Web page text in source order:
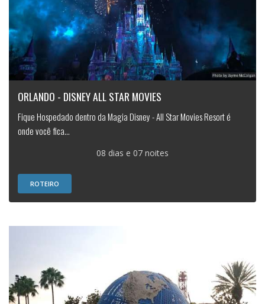
ORLANDO - DISNEY ALL STAR MOVIES
Fique Hospedado dentro da Magia Disney - All Star Movies Resort é
onde você fica...
08 dias e 07 noites
ROTEIRO